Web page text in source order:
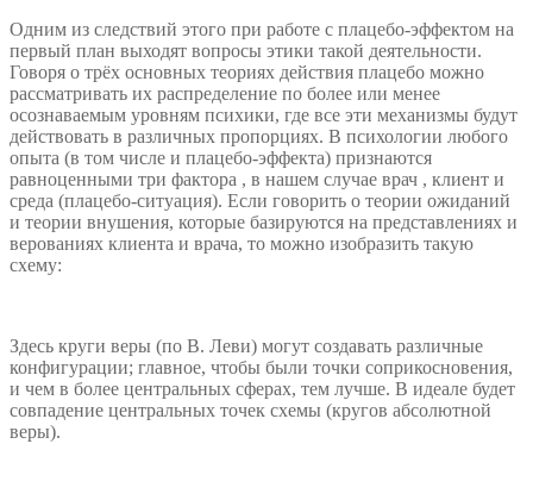
Одним из следствий этого при работе с плацебо-эффектом на
первый план выходят вопросы этики такой деятельности.
Говоря о трёх основных теориях действия плацебо можно
рассматривать их распределение по более или менее
осознаваемым уровням психики, где все эти механизмы будут
действовать в различных пропорциях. В психологии любого
опыта (в том числе и плацебо-эффекта) признаются
равноценными три фактора , в нашем случае врач , клиент и
среда (плацебо-ситуация). Если говорить о теории ожиданий
и теории внушения, которые базируются на представлениях и
верованиях клиента и врача, то можно изобразить такую
схему:
Здесь круги веры (по В. Леви) могут создавать различные
конфигурации; главное, чтобы были точки соприкосновения,
и чем в более центральных сферах, тем лучше. В идеале будет
совпадение центральных точек схемы (кругов абсолютной
веры).